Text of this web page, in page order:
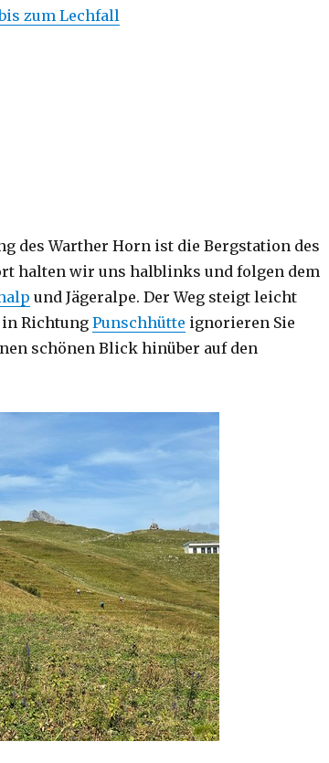
zum Lechfall
des Warther Horn ist die Bergstation des
halten wir uns halblinks und folgen dem
und Jägeralpe. Der Weg steigt leicht
in Richtung Punschhütte ignorieren Sie
schönen Blick hinüber auf den